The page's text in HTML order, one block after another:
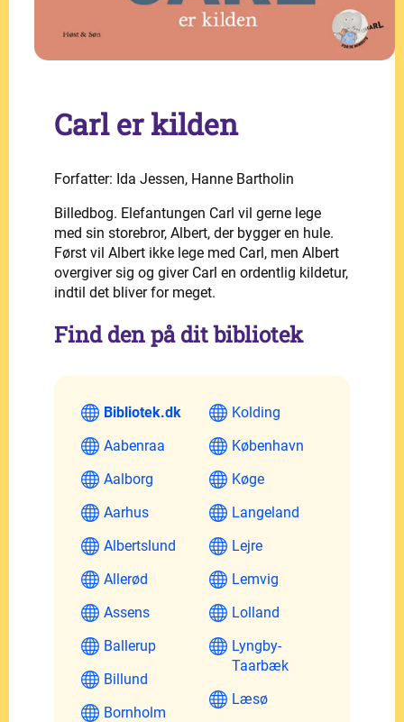
Carl er kilden
Forfatter: Ida Jessen, Hanne Bartholin
Billedbog. Elefantungen Carl vil gerne lege
med sin storebror, Albert, der bygger en hule.
Først vil Albert ikke lege med Carl, men Albert
overgiver sig og giver Carl en ordentlig kildetur,
indtil det bliver for meget.
Find den på dit bibliotek
Bibliotek.dk
Aabenraa
Aalborg
Aarhus
Albertslund
Allerød
Assens
Ballerup
Billund
Bornholm
Kolding
København
Køge
Langeland
Lejre
Lemvig
Lolland
Lyngby-
Taarbæk
Læsø